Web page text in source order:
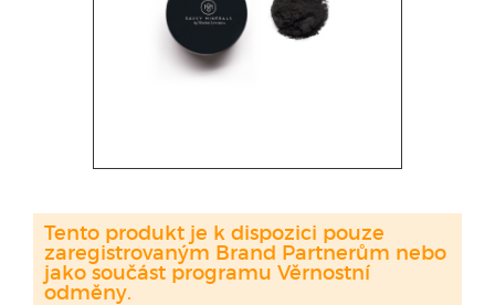
Tento produkt je k dispozici pouze
zaregistrovaným Brand Partnerům nebo
jako součást programu Věrnostní
odměny.